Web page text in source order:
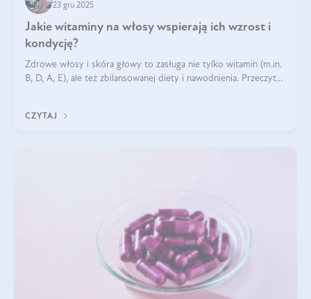
23 gru 2025
Jakie witaminy na włosy wspierają ich wzrost i
kondycję?
Zdrowe włosy i skóra głowy to zasługa nie tylko witamin (m.in.
B, D, A, E), ale też zbilansowanej diety i nawodnienia. Przeczytaj
CZYTAJ